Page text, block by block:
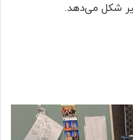
شکل می‌دهد.